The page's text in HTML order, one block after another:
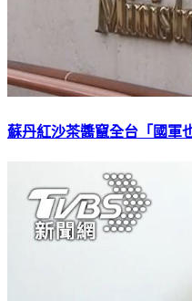
蘇丹紅沙茶醬竄全台「國